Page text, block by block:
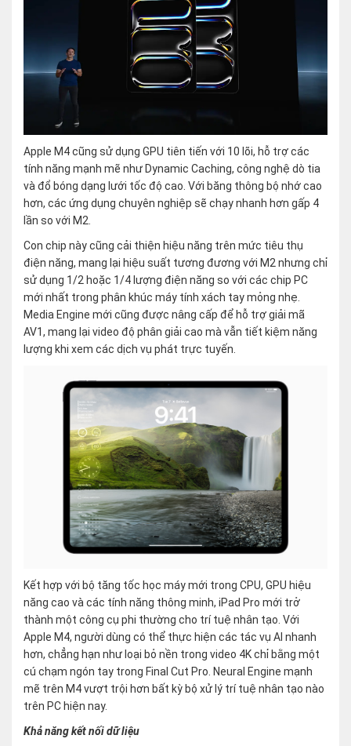
Apple M4 cũng sử dụng GPU tiên tiến với 10 lõi, hỗ trợ các
tính năng mạnh mẽ như Dynamic Caching, công nghệ dò tia
và đổ bóng dạng lưới tốc độ cao. Với băng thông bộ nhớ cao
hơn, các ứng dụng chuyên nghiệp sẽ chạy nhanh hơn gấp 4
lần so với M2.
Con chip này cũng cải thiện hiệu năng trên mức tiêu thụ
điện năng, mang lại hiệu suất tương đương với M2 nhưng chỉ
sử dụng 1/2 hoặc 1/4 lượng điện năng so với các chip PC
mới nhất trong phân khúc máy tính xách tay mỏng nhẹ.
Media Engine mới cũng được nâng cấp để hỗ trợ giải mã
AV1, mang lại video độ phân giải cao mà vẫn tiết kiệm năng
lượng khi xem các dịch vụ phát trực tuyến.
Kết hợp với bộ tăng tốc học máy mới trong CPU, GPU hiệu
năng cao và các tính năng thông minh, iPad Pro mới trở
thành một công cụ phi thường cho trí tuệ nhân tạo. Với
Apple M4, người dùng có thể thực hiện các tác vụ AI nhanh
hơn, chẳng hạn như loại bỏ nền trong video 4K chỉ bằng một
cú chạm ngón tay trong Final Cut Pro. Neural Engine mạnh
mẽ trên M4 vượt trội hơn bất kỳ bộ xử lý trí tuệ nhân tạo nào
trên PC hiện nay.
Khả năng kết nối dữ liệu